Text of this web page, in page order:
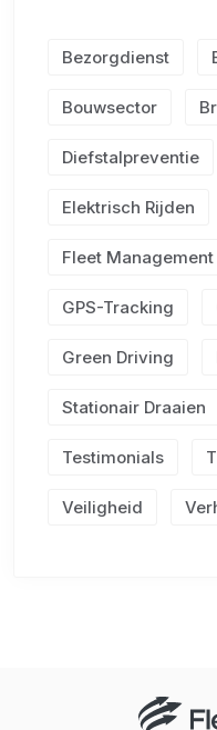
Bezorgdienst
Bouwsector
Diefstalpreventie
Elektrisch Rijden
Fleet
GPS-Tracking
Green Driving
Stationair Draaien
Testimonials
Veiligheid